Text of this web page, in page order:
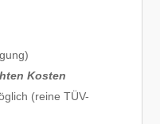
Kosten
(reine TÜV-